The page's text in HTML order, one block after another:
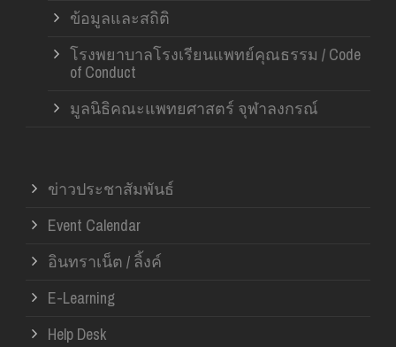
ข้อมูลและสถิติ
โรงพยาบาลโรงเรียนแพทย์คุณธรรม / Code
of Conduct
มูลนิธิคณะแพทยศาสตร์ จุฬาลงกรณ์
ข่าวประชาสัมพันธ์
Event Calendar
อินทราเน็ต / ลิ้งค์
E-Learning
Help Desk